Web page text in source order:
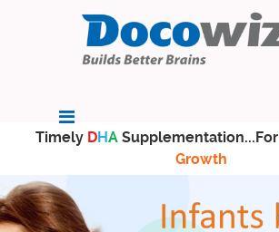
Timely DHA Supplementation...For
Growth